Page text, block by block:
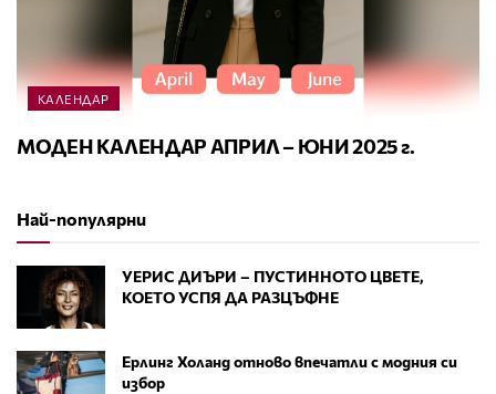
КАЛЕНДАР
МОДЕН КАЛЕНДАР АПРИЛ – ЮНИ 2025 г.
Най-популярни
УЕРИС ДИЪРИ – ПУСТИННОТО ЦВЕТЕ,
КОЕТО УСПЯ ДА РАЗЦЪФНЕ
Ерлинг Холанд отново впечатли с модния си
избор